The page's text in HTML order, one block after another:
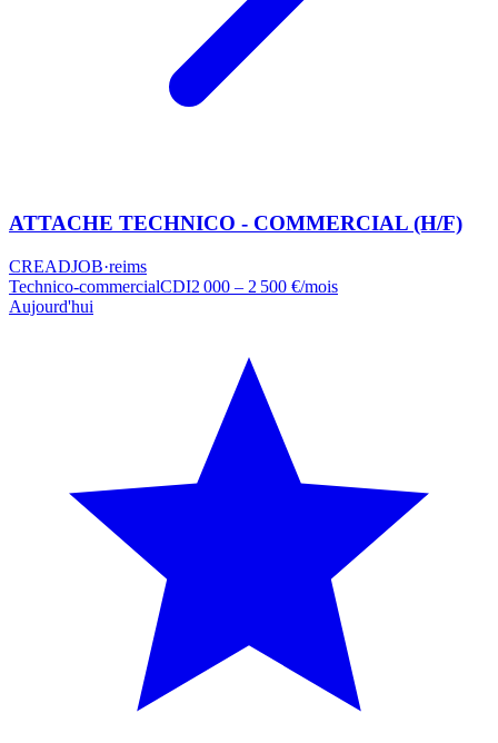
ATTACHE TECHNICO - COMMERCIAL (H/F)
CREADJOB·reims
Technico-commercialCDI2 000 – 2 500 €/mois
Aujourd'hui